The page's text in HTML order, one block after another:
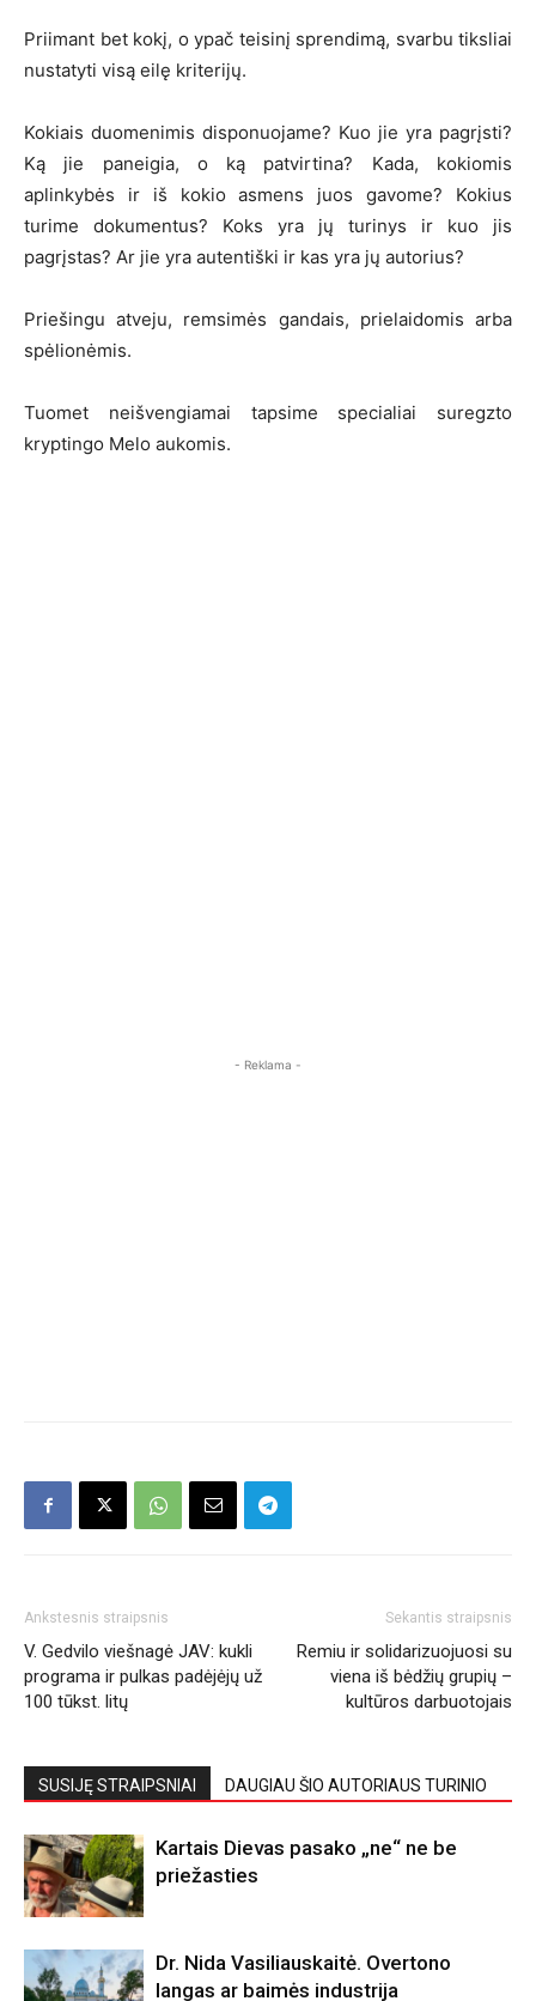
Priimant bet kokį, o ypač teisinį sprendimą, svarbu tiksliai
nustatyti visą eilę kriterijų.
Kokiais duomenimis disponuojame? Kuo jie yra pagrįsti?
Ką jie paneigia, o ką patvirtina? Kada, kokiomis
aplinkybės ir iš kokio asmens juos gavome? Kokius
turime dokumentus? Koks yra jų turinys ir kuo jis
pagrįstas? Ar jie yra autentiški ir kas yra jų autorius?
Priešingu atveju, remsimės gandais, prielaidomis arba
spėlionėmis.
Tuomet neišvengiamai tapsime specialiai suregzto
kryptingo Melo aukomis.
- Reklama -
Ankstesnis straipsnis
V. Gedvilo viešnagė JAV: kukli
programa ir pulkas padėjėjų už
100 tūkst. litų
Sekantis straipsnis
Remiu ir solidarizuojuosi su
viena iš bėdžių grupių –
kultūros darbuotojais
SUSIJĘ STRAIPSNIAI DAUGIAU ŠIO AUTORIAUS TURINIO
Kartais Dievas pasako „ne“ ne be
priežasties
Dr. Nida Vasiliauskaitė. Overtono
langas ar baimės industrija